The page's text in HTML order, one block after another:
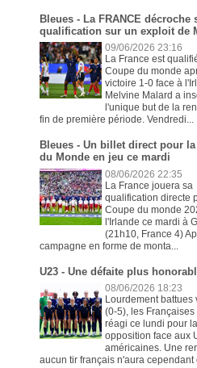
Bleues - La FRANCE décroche
qualification sur un exploit de
09/06/2026 23:16
La France est
Coupe du monde
victoire 1-0 face à
Melvine Malard a
l'unique but de la
fin de première période. Vendredi...
Bleues - Un billet direct pour
du Monde en jeu ce mardi
08/06/2026 22:35
La France jouera sa
qualification directe
Coupe du monde
l'Irlande ce mardi à
(21h10, France 4)
campagne en forme de monta...
U23 - Une défaite plus
08/06/2026 18:23
Lourdement battues
(0-5), les
réagi ce lundi pour
opposition face aux
américaines. Une
aucun tir français n'aura cependant